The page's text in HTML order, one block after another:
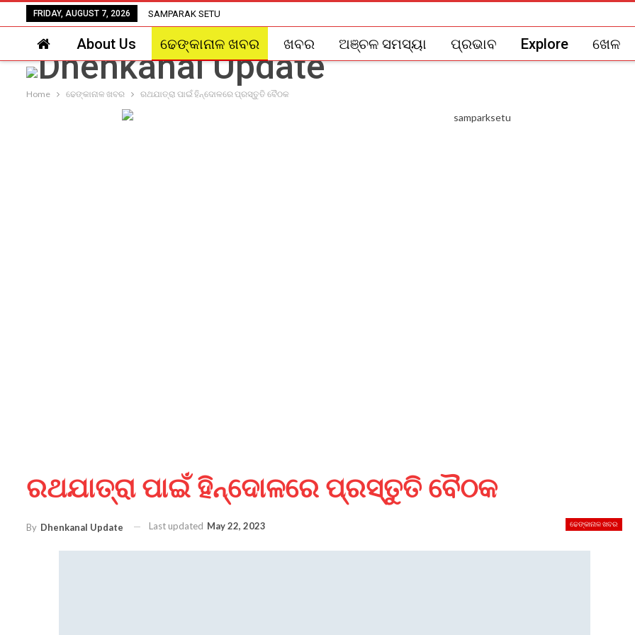
FRIDAY, AUGUST 7, 2026 SAMPARAK SETU
About Us ଢେଙ୍କାନାଳ ଖବର ଖବର ଅଞ୍ଚଳ ସମସ୍ୟା ପ୍ରଭାବ Explore ଖେଳ
Home ଢେଙ୍କାନାଳ ଖବର ରଥଯାତ୍ରା ପାଇଁ ହିନ୍ଦୋଳରେ ପ୍ରସ୍ତୁତି ବୈଠକ
ରଥଯାତ୍ରା ପାଇଁ ହିନ୍ଦୋଳରେ ପ୍ରସ୍ତୁତି ବୈଠକ
ଢେଙ୍କାନାଳ ଖବର
By Dhenkanal Update Last updated May 22, 2023